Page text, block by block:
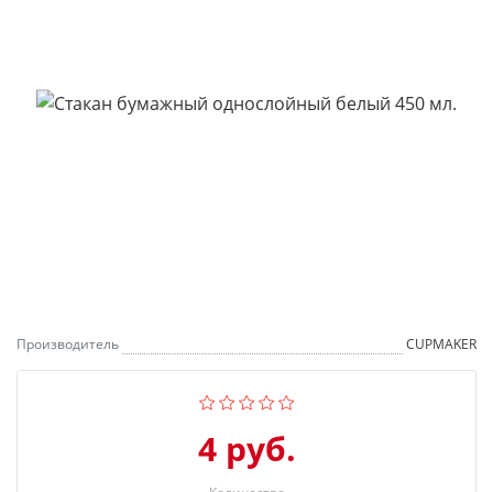
Производитель CUPMAKER
4 руб.